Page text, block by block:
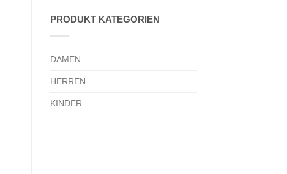
PRODUKT KATEGORIEN
DAMEN
HERREN
KINDER